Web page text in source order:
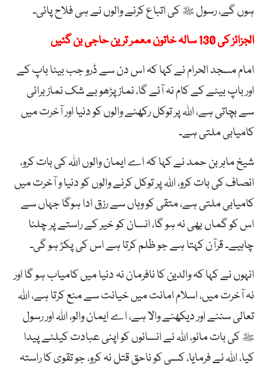
ہوں گے، رسول ﷺ کی اتباع کرنے والوں نے ہی فلاح پائی۔
الجزائز کی 130 سالہ خاتون معمر ترین حاجی بن گئیں
امام مسجد الحرام نے کہا کہ اس دن سے ڈرو جب بیٹا باپ کے
اور باپ بیٹے کے کام نہ آئے گا، نماز پڑھو بے شک نماز برائی
سے بچاتی ہے، اللہ پر توکل رکھنے والوں کو دنیا اور آخرت میں
کامیابی ملتی ہے۔
شیخ ماہر بن حمد نے کہا کہ اے ایمان والوں اللہ کی بات کرو،
انصاف کی بات کرو، اللہ پر توکل کرنے والوں کو دنیا و آخرت میں
کامیابی ملتی ہے، متقی کو وہاں سے رزق ادا ہوگا جہاں سے
اس کو گماں بھی نہ ہو گا، انسان کو خیر کے راستے پر چلنا
چاہیے۔ قرآن کہتا ہے جو ظلم کرتا ہے اس کی پکڑ ہو گی۔
انہوں نے کہا کہ والدین کا نافرمان نہ دنیا میں کامیاب ہو گا اور
نہ آخرت میں، اسلام امانت میں خیانت سے منع کرتا ہے، اللہ
تعالی سننے اور دیکھنے والا ہے، اے ایمان والو، اللہ اور رسول
ﷺ کی بات مانو، اللہ نے انسانوں کو اپنی عبادت کیلئے پیدا
کیا، اللہ نے فرمایا، کسی کو ناحق قتل نہ کرو، جو تقوی کا راستہ